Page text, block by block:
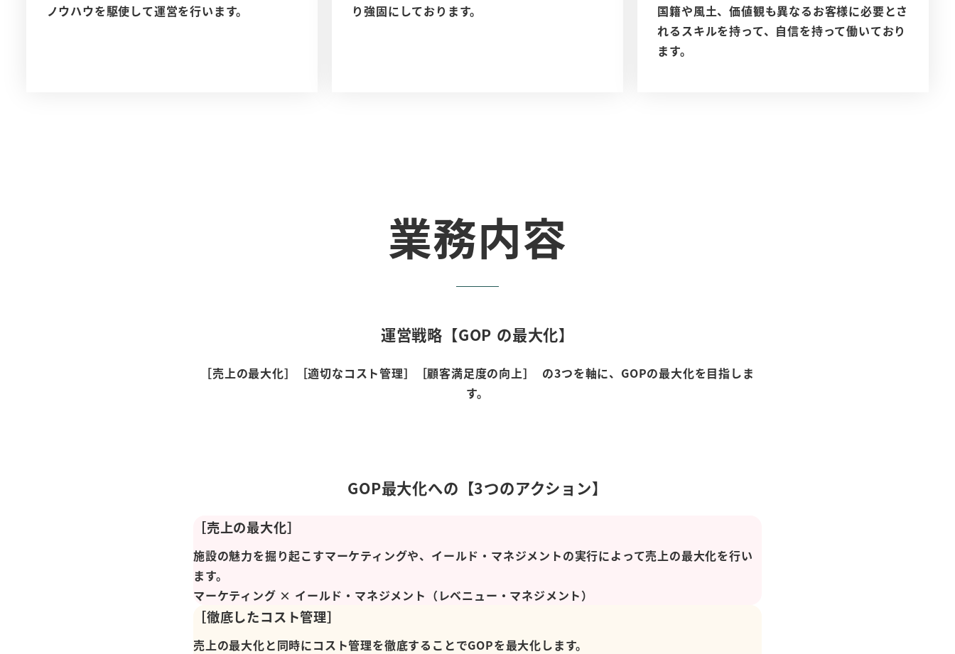
ノウハウを駆使して運営を行います。
り強固にしております。
国籍や風土、価値観も異なるお客様に必要とさ
れるスキルを持って、自信を持って働いており
ます。
業務内容
運営戦略【GOP の最大化】
［売上の最大化］［適切なコスト管理］［顧客満足度の向上］ の3つを軸に、GOPの最大化を目指しま
す。
GOP最大化への【3つのアクション】
［売上の最大化］
施設の魅力を掘り起こすマーケティングや、イールド・マネジメントの実行によって売上の最大化を行い
ます。
マーケティング × イールド・マネジメント（レベニュー・マネジメント）
［徹底したコスト管理］
売上の最大化と同時にコスト管理を徹底することでGOPを最大化します。